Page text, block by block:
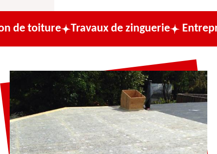
Travaux de zinguerie Entreprise de